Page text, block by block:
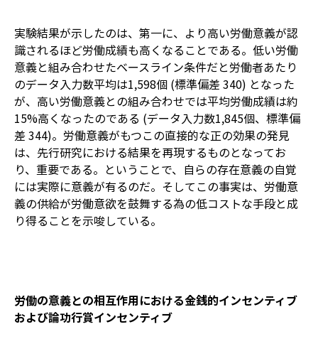
実験結果が示したのは、第一に、より高い労働意義が認
識されるほど労働成績も高くなることである。低い労働
意義と組み合わせたベースライン条件だと労働者あたり
のデータ入力数平均は1,598個 (標準偏差 340) となった
が、高い労働意義との組み合わせでは平均労働成績は約
15%高くなったのである (データ入力数1,845個、標準偏
差 344)。労働意義がもつこの直接的な正の効果の発見
は、先行研究における結果を再現するものとなってお
り、重要である。ということで、自らの存在意義の自覚
には実際に意義が有るのだ。そしてこの事実は、労働意
義の供給が労働意欲を鼓舞する為の低コストな手段と成
り得ることを示唆している。
労働の意義との相互作用における金銭的インセンティブ
および論功行賞インセンティブ